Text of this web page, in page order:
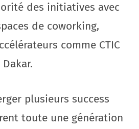
des initiatives avec
de coworking,
comme CTIC
plusieurs success
toute une génération